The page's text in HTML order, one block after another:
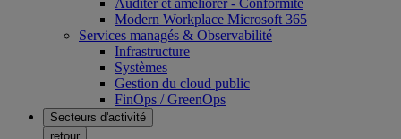
Auditer et améliorer - Conformité
Modern Workplace Microsoft 365
Services managés & Observabilité
Infrastructure
Systèmes
Gestion du cloud public
FinOps / GreenOps
Secteurs d'activité
retour